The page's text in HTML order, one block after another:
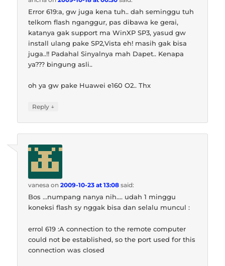
Error 619:a, gw juga kena tuh.. dah seminggu tuh
telkom flash nganggur, pas dibawa ke gerai,
katanya gak support ma WinXP SP3, yasud gw
install ulang pake SP2,Vista eh! masih gak bisa
juga..!! Padahal Sinyalnya mah Dapet.. Kenapa
ya??? bingung asli..
oh ya gw pake Huawei e160 O2.. Thx
Reply ↓
vanesa on2009-10-23 at 13:08 said:
Bos …numpang nanya nih…. udah 1 minggu
koneksi flash sy nggak bisa dan selalu muncul :
errol 619 :A connection to the remote computer
could not be established, so the port used for this
connection was closed